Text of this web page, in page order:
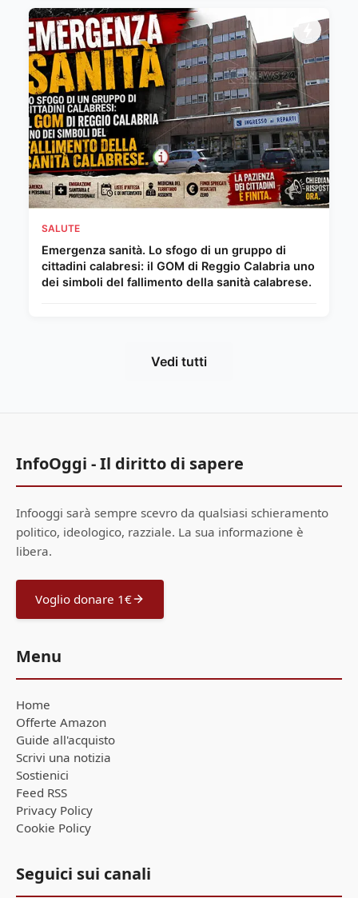
SALUTE
Emergenza sanità. Lo sfogo di un gruppo di
cittadini calabresi: il GOM di Reggio Calabria uno
dei simboli del fallimento della sanità calabrese.
Vedi tutti
InfoOggi - Il diritto di sapere
Infooggi sarà sempre scevro da qualsiasi schieramento
politico, ideologico, razziale. La sua informazione è
libera.
Voglio donare 1€
Menu
Home
Offerte Amazon
Guide all'acquisto
Scrivi una notizia
Sostienici
Feed RSS
Privacy Policy
Cookie Policy
Seguici sui canali